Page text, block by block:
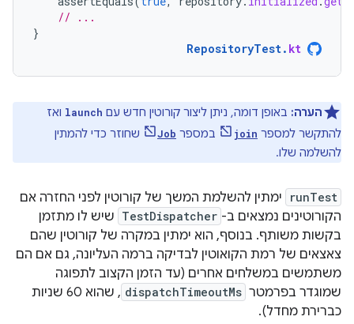
// ...
}
RepositoryTest. kt
הערה: באופן דומה, ניתן ליצור קורוטין חדש עם launch ואז
להתקשר למספר join במספר Job
שחוזר כדי להמתין
להשלמה שלו.
runTest
ימתין להשלמת המשך של קורוטין לפני החזרה אם
הקורוטינים נמצאים ב- TestDispatcher שיש לו מתזמן
בקשות משותף. בנוסף, הוא ימתין במקרה של קורוטין שהם
צאצאים של רמת הקואוטין לבדיקה ברמה העליונה, גם אם הם
משתמשים במשלחים אחרים (עד הזמן הקצוב לתפוגה
שמוגדר בפרמטר dispatchTimeoutMs
, שהוא 60 שניות
כברירת מחדל).